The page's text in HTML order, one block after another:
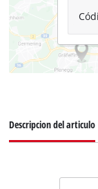
Descripcion del articulo